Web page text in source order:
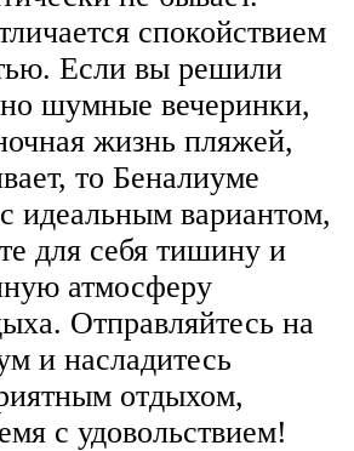
спокойствием
Если вы решили
шумные вечеринки,
жизнь пляжей,
то Беналиуме
идеальным вариантом,
для себя тишину и
атмосферу
Отправляйтесь на
и насладитесь
отдыхом,
с удовольствием!